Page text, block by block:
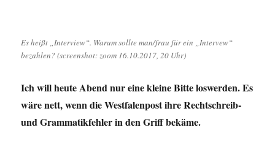
Es heißt „Interview“. Warum sollte man/frau für ein „Intervew“
bezahlen? (screenshot: zoom 16.10.2017, 20 Uhr)
Ich will heute Abend nur eine kleine Bitte loswerden. Es
wäre nett, wenn die Westfalenpost ihre Rechtschreib-
und Grammatikfehler in den Griff bekäme.